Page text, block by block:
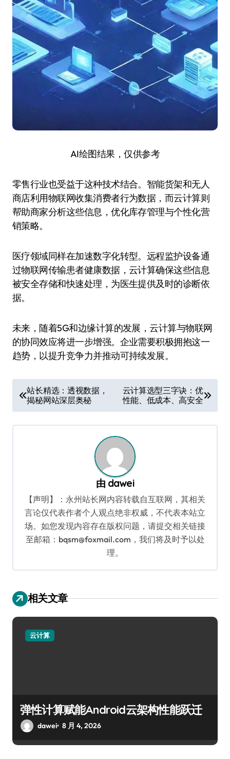
AI绘图结果，仅供参考
零售行业也受益于这种技术结合。智能货架和无人
商店利用物联网收集消费者行为数据，而云计算则
帮助商家分析这些信息，优化库存管理与个性化营
销策略。
医疗领域同样在加速数字化转型。远程监护设备通
过物联网传输患者健康数据，云计算确保这些信息
被安全存储和快速处理，为医生提供及时的诊断依
据。
未来，随着5G和边缘计算的发展，云计算与物联网
的协同效应将进一步增强。企业需要积极拥抱这一
趋势，以提升竞争力并推动可持续发展。
章
导
站长精选：透视数据，
揭秘网站深层奥秘
云计算选型三字诀：优
性能、低成本、高安全
由 dawei
【声明】：永州站长网内容转载自互联网，其相关
言论仅代表作者个人观点绝非权威，不代表本站立
场。如您发现内容存在版权问题，请提交相关链接
至邮箱：bqsm@foxmail.com，我们将及时予以处
理。
相关文章
云计算
弹性计算赋能Android云架构性能跃迁
dawei 8 月 4, 2026